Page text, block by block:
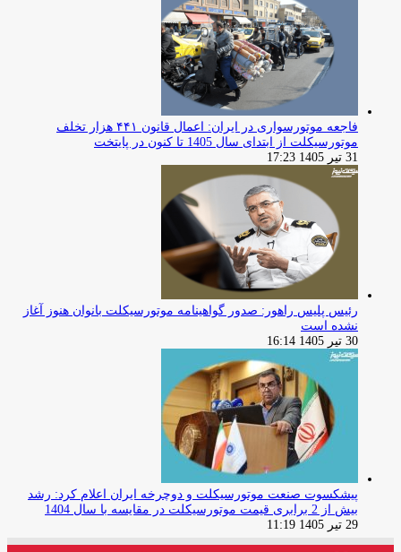
فاجعه موتورسواری در ایران: اعمال قانون ۴۴۱ هزار تخلف
موتورسیکلت از ابتدای سال 1405 تا کنون در پایتخت
31 تیر 1405 17:23
رئیس پلیس راهور: صدور گواهینامه موتورسیکلت بانوان هنوز آغاز
نشده است
30 تیر 1405 16:14
پیشکسوت صنعت موتورسیکلت و دوچرخه ایران اعلام کرد: رشد
بیش از 2 برابری قیمت موتورسیکلت در مقایسه با سال 1404
29 تیر 1405 11:19